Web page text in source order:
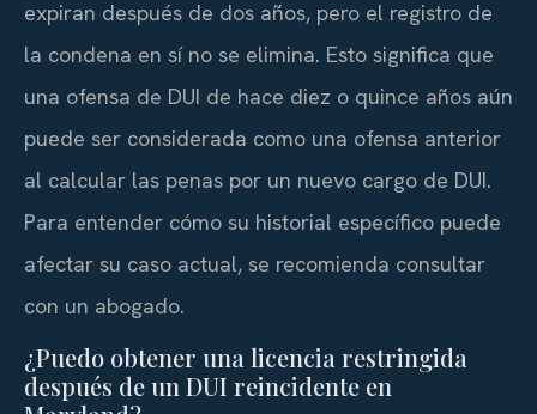
expiran después de dos años, pero el registro de
la condena en sí no se elimina. Esto significa que
una ofensa de DUI de hace diez o quince años aún
puede ser considerada como una ofensa anterior
al calcular las penas por un nuevo cargo de DUI.
Para entender cómo su historial específico puede
afectar su caso actual, se recomienda consultar
con un abogado.
¿Puedo obtener una licencia restringida
después de un DUI reincidente en